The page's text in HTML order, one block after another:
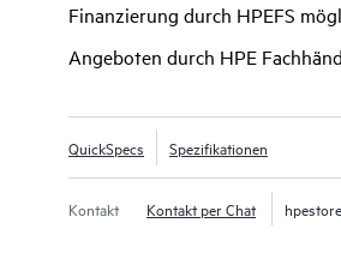
Finanzierung durch HPEFS
Angeboten durch HPE
QuickSpecs Spezifikationen
Kontakt Kontakt per Chat